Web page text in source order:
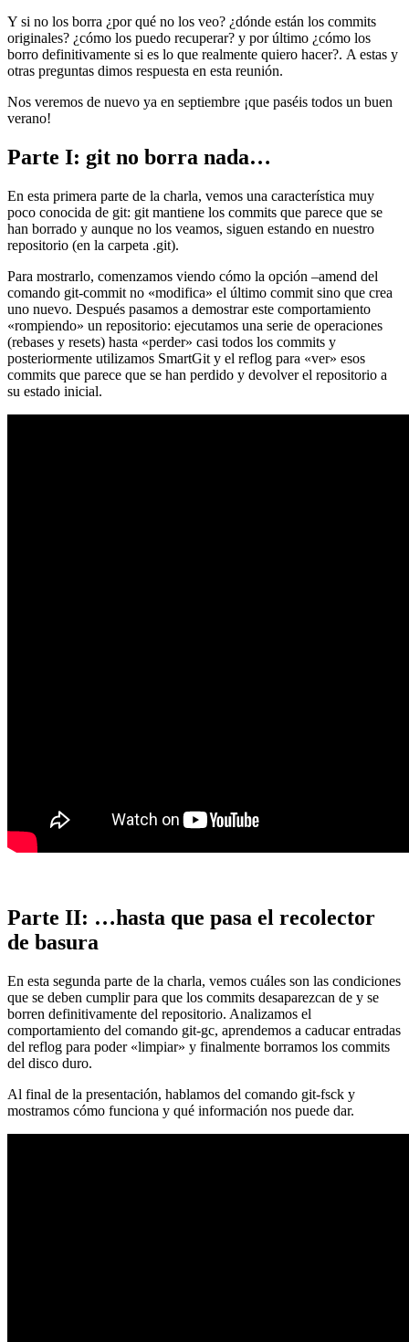
Y si no los borra ¿por qué no los veo? ¿dónde están los commits
originales? ¿cómo los puedo recuperar? y por último ¿cómo los
borro definitivamente si es lo que realmente quiero hacer?. A estas y
otras preguntas dimos respuesta en esta reunión.
Nos veremos de nuevo ya en septiembre ¡que paséis todos un buen
verano!
Parte I: git no borra nada…
En esta primera parte de la charla, vemos una característica muy
poco conocida de git: git mantiene los commits que parece que se
han borrado y aunque no los veamos, siguen estando en nuestro
repositorio (en la carpeta .git).
Para mostrarlo, comenzamos viendo cómo la opción –amend del
comando git-commit no «modifica» el último commit sino que crea
uno nuevo. Después pasamos a demostrar este comportamiento
«rompiendo» un repositorio: ejecutamos una serie de operaciones
(rebases y resets) hasta «perder» casi todos los commits y
posteriormente utilizamos SmartGit y el reflog para «ver» esos
commits que parece que se han perdido y devolver el repositorio a
su estado inicial.
Parte II: …hasta que pasa el recolector
de basura
En esta segunda parte de la charla, vemos cuáles son las condiciones
que se deben cumplir para que los commits desaparezcan de y se
borren definitivamente del repositorio. Analizamos el
comportamiento del comando git-gc, aprendemos a caducar entradas
del reflog para poder «limpiar» y finalmente borramos los commits
del disco duro.
Al final de la presentación, hablamos del comando git-fsck y
mostramos cómo funciona y qué información nos puede dar.